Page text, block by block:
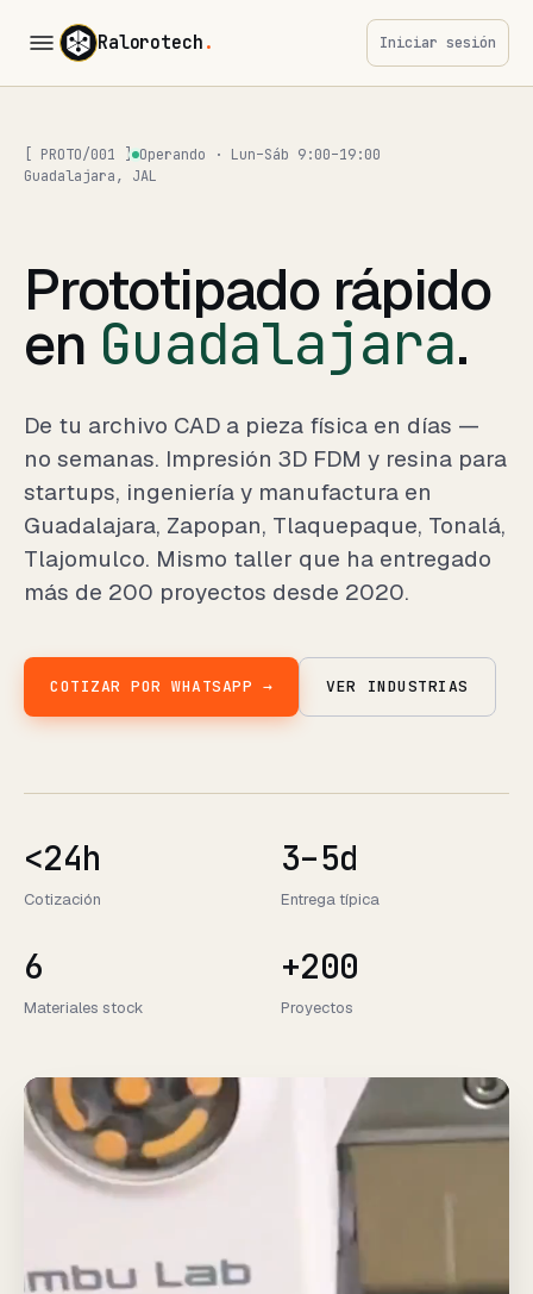
Ralorotech . Iniciar sesión
[ PROTO/001 ] Operando · Lun–Sáb 9:00–19:00
Guadalajara, JAL
Prototipado rápido
en Guadalajara.
De tu archivo CAD a pieza física en días —
no semanas. Impresión 3D FDM y resina para
startups, ingeniería y manufactura en
Guadalajara, Zapopan, Tlaquepaque, Tonalá,
Tlajomulco. Mismo taller que ha entregado
más de 200 proyectos desde 2020.
COTIZAR POR WHATSAPP → VER INDUSTRIAS
<24h
Cotización
3–5d
Entrega típica
6
Materiales stock
+200
Proyectos